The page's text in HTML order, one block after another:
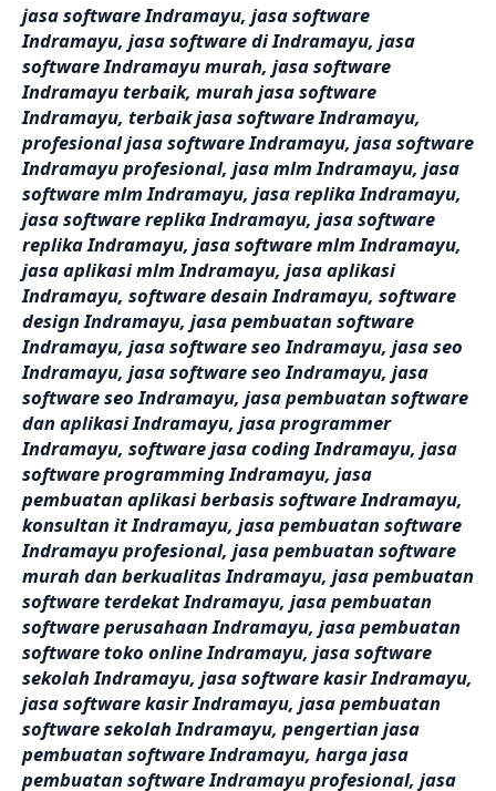
jasa software Indramayu, jasa software
Indramayu, jasa software di Indramayu, jasa
software Indramayu murah, jasa software
Indramayu terbaik, murah jasa software
Indramayu, terbaik jasa software Indramayu,
profesional jasa software Indramayu, jasa software
Indramayu profesional, jasa mlm Indramayu, jasa
software mlm Indramayu, jasa replika Indramayu,
jasa software replika Indramayu, jasa software
replika Indramayu, jasa software mlm Indramayu,
jasa aplikasi mlm Indramayu, jasa aplikasi
Indramayu, software desain Indramayu, software
design Indramayu, jasa pembuatan software
Indramayu, jasa software seo Indramayu, jasa seo
Indramayu, jasa software seo Indramayu, jasa
software seo Indramayu, jasa pembuatan software
dan aplikasi Indramayu, jasa programmer
Indramayu, software jasa coding Indramayu, jasa
software programming Indramayu, jasa
pembuatan aplikasi berbasis software Indramayu,
konsultan it Indramayu, jasa pembuatan software
Indramayu profesional, jasa pembuatan software
murah dan berkualitas Indramayu, jasa pembuatan
software terdekat Indramayu, jasa pembuatan
software perusahaan Indramayu, jasa pembuatan
software toko online Indramayu, jasa software
sekolah Indramayu, jasa software kasir Indramayu,
jasa software kasir Indramayu, jasa pembuatan
software sekolah Indramayu, pengertian jasa
pembuatan software Indramayu, harga jasa
pembuatan software Indramayu profesional, jasa